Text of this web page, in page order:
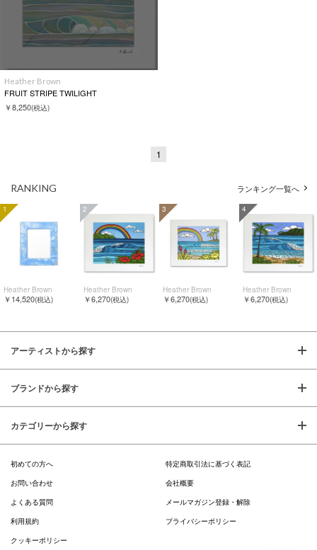
Heather Brown
FRUIT STRIPE TWILIGHT
￥8,250(税込)
1
RANKING ランキング一覧へ
1
Heather Brown
￥14,520(税込)
2
Heather Brown
￥6,270(税込)
3
Heather Brown
￥6,270(税込)
4
Heather Brown
￥6,270(税込)
アーティストから探す
ブランドから探す
カテゴリーから探す
初めての方へ
特定商取引法に基づく表記
お問い合わせ
会社概要
よくある質問
メールマガジン登録・解除
利用規約
プライバシーポリシー
クッキーポリシー